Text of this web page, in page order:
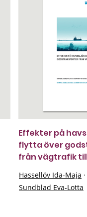
Effekter på
flytta över
från vägtrafik
Hassellöv Ida-Maja ·
Sundblad Eva-Lotta